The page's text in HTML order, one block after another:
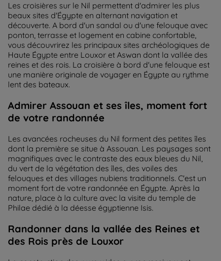
Les croisières sur le Nil permettent d'admirer les plus
beaux sites d'Égypte en alternant navigation et
découverte. A bord d'un sandal ou d'une felouque avec
ponton, terrasse et logement en cabine confortable,
vous découvrirez les principaux sites archéologiques de
Haute Égypte entre Louxor et Aswan dont la vallée des
reines et des rois. La croisière à bord d'une felouque est
une manière originale de voyager en Égypte au rythme
lent des bateaux.
Admirer Assouan et ses îles, moment fort
de votre randonnée
Les avancées rocheuses du Nil forment des petites îles
dont la première se situe à Assouan. Les paysages sont
magnifiques avec le contraste des eaux bleues du Nil,
du vert de la végétation des îles, des voiles des
felouques et des villages nubiens traditionnels. C'est un
moment fort de votre randonnée en Égypte. Après la
nature, place à la culture avec la visite du temple de
Philae dédié à la déesse égyptienne Isis.
Randonner dans la vallée des Reines et
des Rois près de Louxor